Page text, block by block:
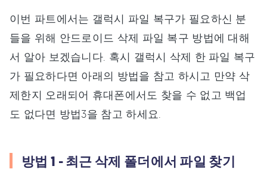
이번 파트에서는 갤럭시 파일 복구가 필요하신 분
들을 위해 안드로이드 삭제 파일 복구 방법에 대해
서 알아 보겠습니다. 혹시 갤럭시 삭제 한 파일 복구
가 필요하다면 아래의 방법을 참고 하시고 만약 삭
제한지 오래되어 휴대폰에서도 찾을 수 없고 백업
도 없다면 방법3을 참고 하세요.
방법 1 - 최근 삭제 폴더에서 파일 찾기